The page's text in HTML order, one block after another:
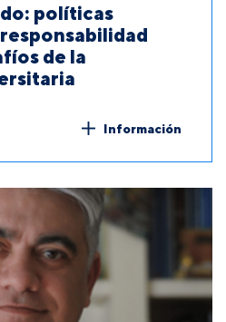
políticas
de la
Información